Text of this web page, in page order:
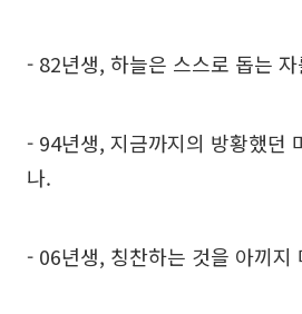
- 82년생, 하늘은 스스로 돕는
- 94년생, 지금까지의 방황했던
나.
- 06년생, 칭찬하는 것을 아끼지